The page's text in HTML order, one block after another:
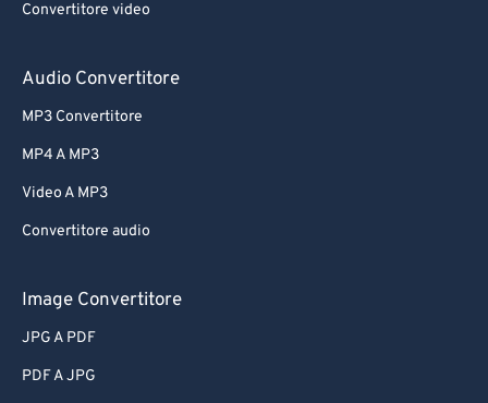
Convertitore video
Audio Convertitore
MP3 Convertitore
MP4 A MP3
Video A MP3
Convertitore audio
Image Convertitore
JPG A PDF
PDF A JPG